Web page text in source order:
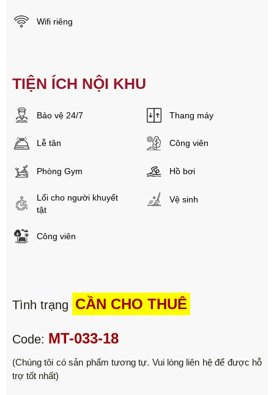
Wifi riêng
TIỆN ÍCH NỘI KHU
Bảo vệ 24/7 Thang máy
Lễ tân Công viên
Phòng Gym Hồ bơi
Lối cho người khuyết
tật
Vệ sinh
Công viên
Tình trạng CẦN CHO THUÊ
Code: MT-033-18
(Chúng tôi có sản phẩm tương tự. Vui lòng liên hệ để được hỗ
trợ tốt nhất)